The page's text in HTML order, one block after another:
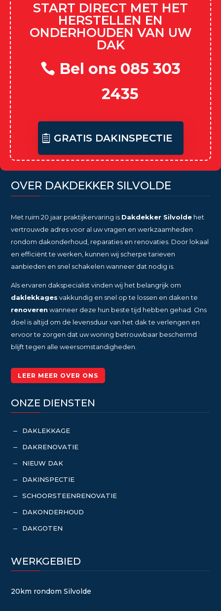
START DIRECT MET HET
HERSTELLEN EN
ONDERHOUDEN VAN UW
DAK
Bel ons 085 303
2435
GRATIS DAKINSPECTIE
OVER DAKDEKKER SILVOLDE
Met ruim 20 jaar praktijkervaring is Dakdekker Silvolde het
vertrouwde adres voor al uw vragen en werkzaamheden
rondom dakonderhoud, reparaties en renovaties. Door lokaal
en efficiënt te werken, kunnen wij scherpe tarieven
aanbieden en snel schakelen wanneer dat nodig is.
Als ervaren dakspecialist vinden wij het belangrijk om
daklekkages vakkundig en snel op te lossen en daken te
renoveren wanneer deze hun beste tijd hebben gehad. Ons
doel is altijd om de levensduur van het dak te verlengen en
ervoor te zorgen dat uw woning betrouwbaar beschermd
blijft tegen alle weersomstandigheden.
LEER MEER OVER ONS
ONZE DIENSTEN
K DAKLEKKAGE
K DAKRENOVATIE
K NIEUW DAK
K DAKINSPECTIE
K SCHOORSTEENRENOVATIE
K DAKONDERHOUD
K DAKGOTEN
WERKGEBIED
20km rondom Silvolde